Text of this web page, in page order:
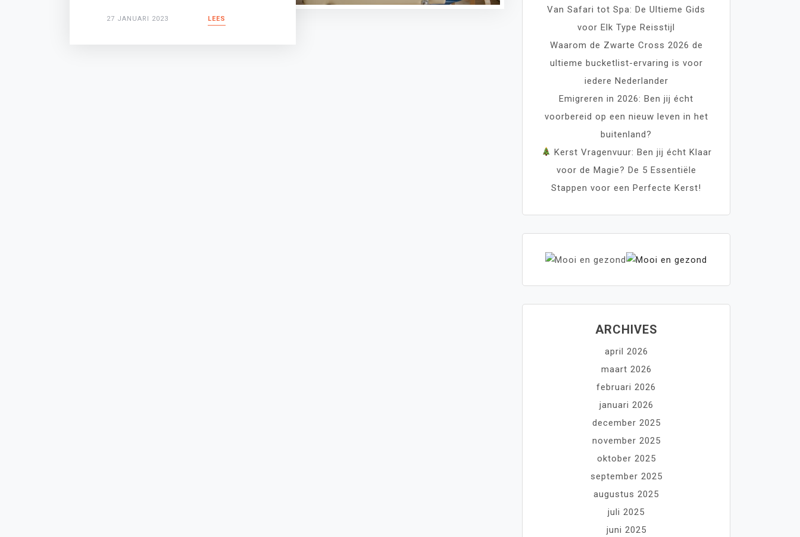
27 JANUARI 2023 LEES
Van Safari tot Spa: De Ultieme Gids
voor Elk Type Reisstijl
Waarom de Zwarte Cross 2026 de
ultieme bucketlist-ervaring is voor
iedere Nederlander
Emigreren in 2026: Ben jij écht
voorbereid op een nieuw leven in het
buitenland?
Kerst Vragenvuur: Ben jij écht Klaar
voor de Magie? De 5 Essentiële
Stappen voor een Perfecte Kerst!
ARCHIVES
april 2026
maart 2026
februari 2026
januari 2026
december 2025
november 2025
oktober 2025
september 2025
augustus 2025
juli 2025
juni 2025